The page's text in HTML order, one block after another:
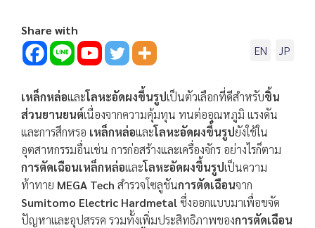
Share with
EN
JP
เหล็กหล่อและโลหะอัดผงขึ้นรูปเป็นตัวเลือกที่ดีสำหรับชิ้น
ส่วนยานยนต์เนื่องจากความคุ้มทุน ทนต่ออุณหภูมิ แรงดัน
และการสึกหรอ เหล็กหล่อและโลหะอัดผงขึ้นรูปยังใช้ใน
อุตสาหกรรมอื่นเช่น การก่อสร้างและเครื่องจักร อย่างไรก็ตาม
การตัดเฉือนเหล็กหล่อและโลหะอัดผงขึ้นรูปเป็นความ
ท้าทาย MEGA Tech สำรวจโซลูชันการตัดเฉือนจาก
Sumitomo Electric Hardmetal ซึ่งออกแบบมาเพื่อขจัด
ปัญหาและอุปสรรค รวมทั้งเพิ่มประสิทธิภาพของการตัดเฉือน